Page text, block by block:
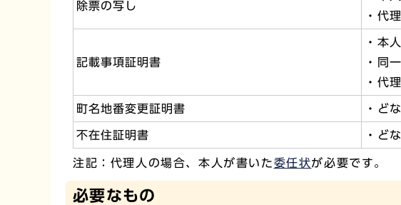
除票の写し
・代
記載事項証明書
・本人
・同
・代
町名地番変更証明書 ・ど
不在住証明書 ・ど
注記：代理人の場合、本人が書いた委任状が必要です。
必要なもの